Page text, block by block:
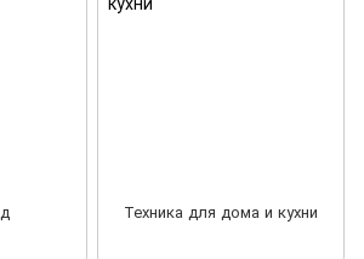
Техника для дома и кухни